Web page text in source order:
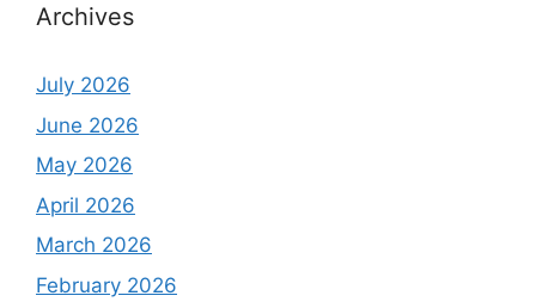
Archives
July 2026
June 2026
May 2026
April 2026
March 2026
February 2026